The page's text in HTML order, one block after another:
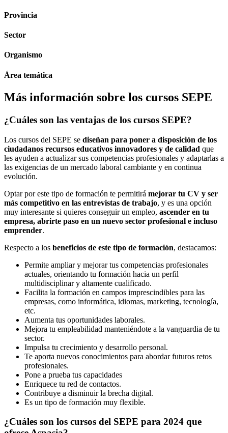
Provincia
Sector
Organismo
Área temática
Más información sobre los cursos SEPE
¿Cuáles son las ventajas de los cursos SEPE?
Los cursos del SEPE se diseñan para poner a disposición de los
ciudadanos recursos educativos innovadores y de calidad que
les ayuden a actualizar sus competencias profesionales y adaptarlas a
las exigencias de un mercado laboral cambiante y en continua
evolución.
Optar por este tipo de formación te permitirá mejorar tu CV y ser
más competitivo en las entrevistas de trabajo, y es una opción
muy interesante si quieres conseguir un empleo, ascender en tu
empresa, abrirte paso en un nuevo sector profesional e incluso
emprender.
Respecto a los beneficios de este tipo de formación, destacamos:
Permite ampliar y mejorar tus competencias profesionales
actuales, orientando tu formación hacia un perfil
multidisciplinar y altamente cualificado.
Facilita la formación en campos imprescindibles para las
empresas, como informática, idiomas, marketing, tecnología,
etc.
Aumenta tus oportunidades laborales.
Mejora tu empleabilidad manteniéndote a la vanguardia de tu
sector.
Impulsa tu crecimiento y desarrollo personal.
Te aporta nuevos conocimientos para abordar futuros retos
profesionales.
Pone a prueba tus capacidades
Enriquece tu red de contactos.
Contribuye a disminuir la brecha digital.
Es un tipo de formación muy flexible.
¿Cuáles son los cursos del SEPE para 2024 que